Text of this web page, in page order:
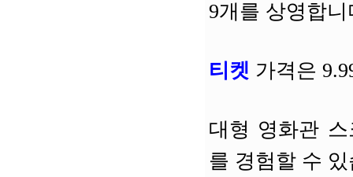
9개를 상영합니
티켓 가격은
대형 영화관
를 경험할 수